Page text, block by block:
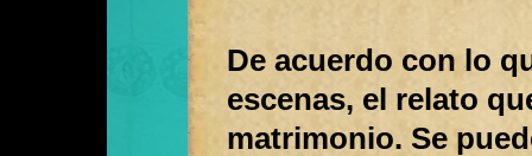
De acuerdo con lo
escenas, el relato
matrimonio. Se